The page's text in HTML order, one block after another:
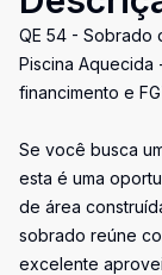
QE 54 - Sobrado
Piscina Aquecida
financimento e
Se você busca
esta é uma
de área
sobrado reúne
excelente